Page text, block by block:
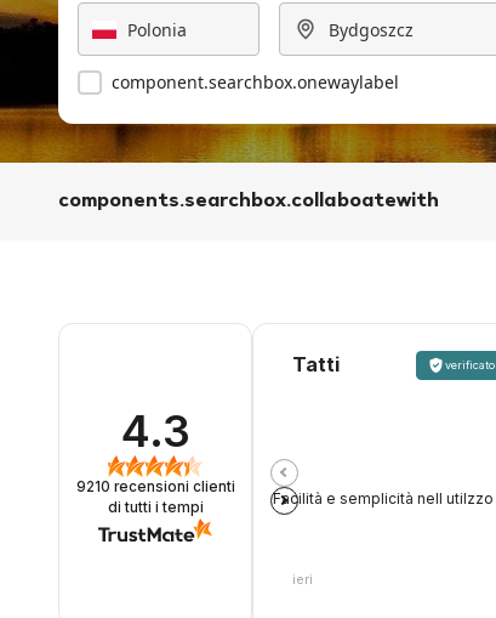
component.searchbox.onewaylabel
components.searchbox.collaboatewith
4.3
9210 recensioni clienti
di tutti i tempi
Tatti verificato
Facilità e semplicità nell utilzzo
ieri